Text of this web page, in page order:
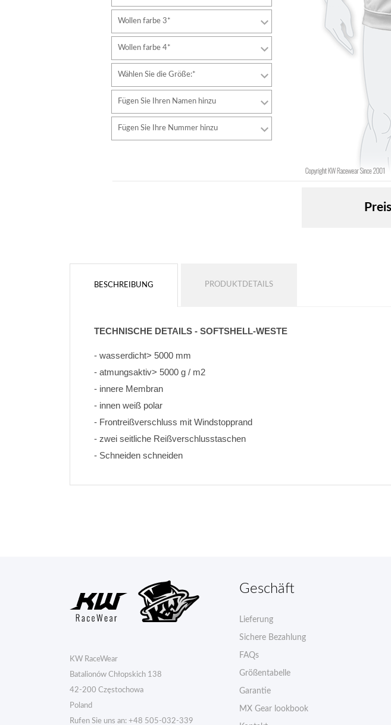
Wollen farbe 3*
Wollen farbe 4*
Wählen Sie die Größe:*
Fügen Sie Ihren Namen hinzu
HINZUFÜGEN
Fügen Sie Ihre Nummer hinzu
Keine kontur
HINZUFÜGEN
BESCHREIBUNG PRODUKTDETAILS
TECHNISCHE DETAILS - SOFTSHELL-WESTE
- wasserdicht> 5000 mm
- atmungsaktiv> 5000 g / m2
- innere Membran
- innen weiß polar
- Frontreißverschluss mit Windstopprand
- zwei seitliche Reißverschlusstaschen
- Schneiden schneiden
KW RaceWear
Batalionów Chłopskich 138
42-200 Częstochowa
Poland
Rufen Sie uns an: +48 505-032-339
Geschäft
Lieferung
Sichere Bezahlung
FAQs
Größentabelle
Garantie
MX Gear lookbook